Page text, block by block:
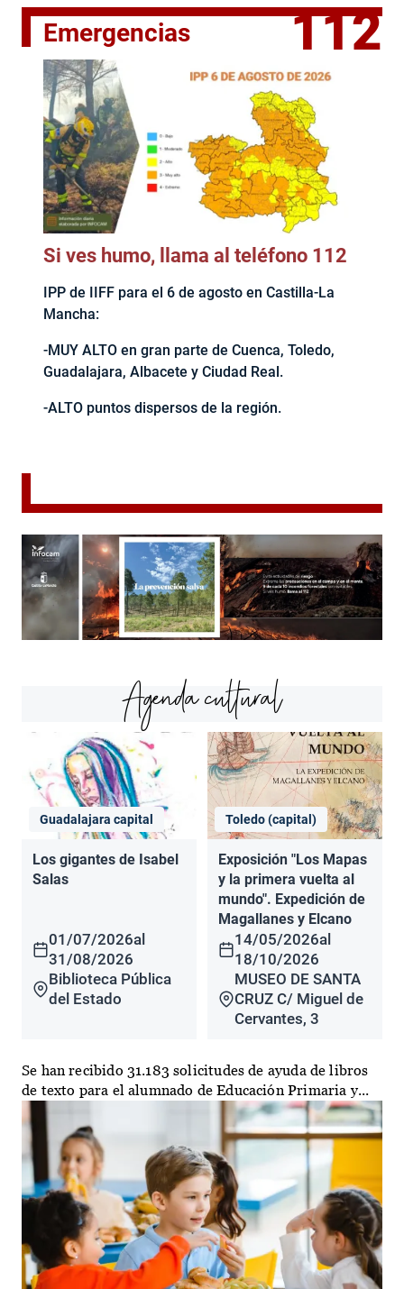
Emergencias 112
Si ves humo, llama al teléfono 112
IPP de IIFF para el 6 de agosto en Castilla-La
Mancha:
-MUY ALTO en gran parte de Cuenca, Toledo,
Guadalajara, Albacete y Ciudad Real.
-ALTO puntos dispersos de la región.
Agenda cultural
Guadalajara capital
Los gigantes de Isabel
Salas
01/07/2026al
31/08/2026
Biblioteca Pública
del Estado
Toledo (capital)
Exposición "Los Mapas
y la primera vuelta al
mundo". Expedición de
Magallanes y Elcano
14/05/2026al
18/10/2026
MUSEO DE SANTA
CRUZ C/ Miguel de
Cervantes, 3
Se han recibido 31.183 solicitudes de ayuda de libros
de texto para el alumnado de Educación Primaria y...